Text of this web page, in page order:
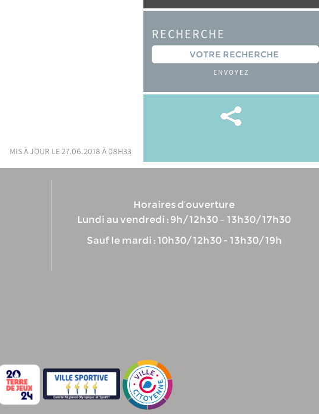
mis à jour le 27.06.2018 à 08h33
RECHERCHE
ENVOYEZ
Horaires d’ouverture
Lundi au vendredi : 9h/12h30 – 13h30/17h30
Sauf le mardi : 10h30/12h30 - 13h30/19h